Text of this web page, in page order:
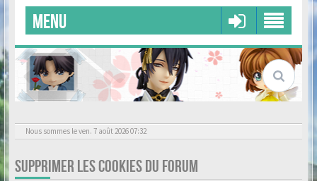
MENU
Nous sommes le ven. 7 août 2026 07:32
SUPPRIMER LES COOKIES DU FORUM